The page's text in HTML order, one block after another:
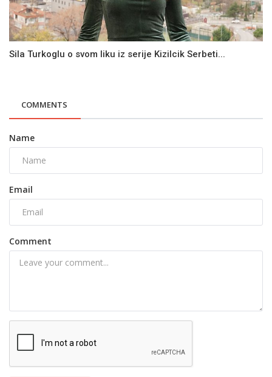
Sila Turkoglu o svom liku iz serije Kizilcik Serbeti...
COMMENTS
Name
Email
Comment